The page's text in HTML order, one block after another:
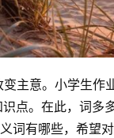
主意。小学生作
点。在此，词多
词有哪些，希望